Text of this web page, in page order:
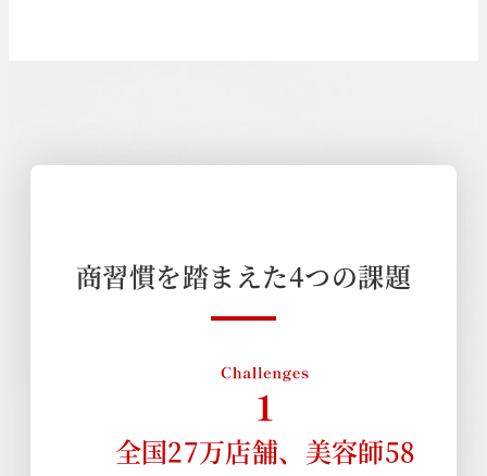
商習慣を踏ま えた4つの課題
全国27万店舗、美容師58